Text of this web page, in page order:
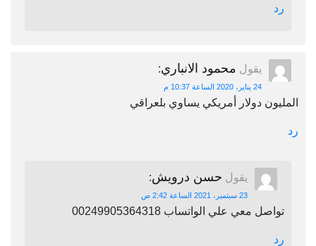
رد
يقول محمود الانباري:
24 يناير، 2020 الساعة 10:37 م
المليون دولار أمريكي يساوي بلعراقي
رد
يقول حسن درويش:
23 سبتمبر، 2021 الساعة 2:42 ص
تواصل معي علي الواتساب 00249905364318
رد